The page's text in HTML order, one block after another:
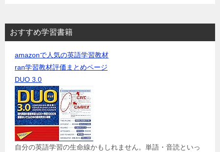
おすすめ学習書籍
amazonで人気の英語学習教材
ran学習教材評価まとめページ
DUO 3.0
自分の英語学習の生命線かもしれません。単語・音読といっ